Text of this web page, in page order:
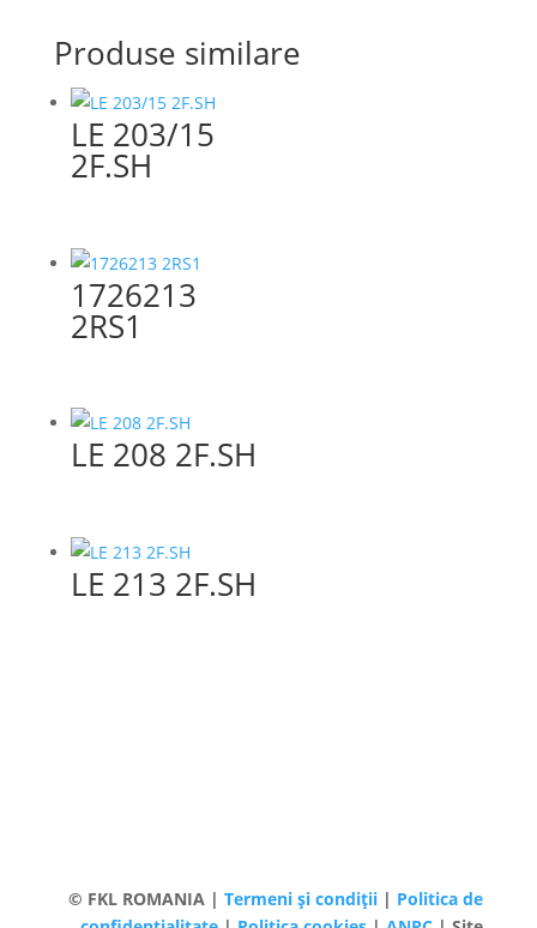
Produse similare
LE 203/15
2F.SH
1726213
2RS1
LE 208 2F.SH
LE 213 2F.SH
© FKL ROMANIA |Termeni și condiții | Politica de